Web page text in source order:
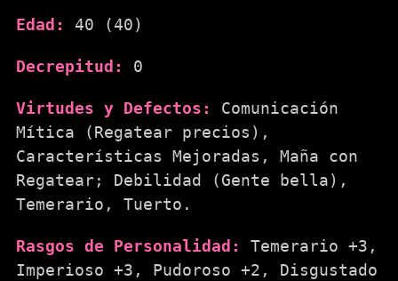
Edad: 40 (40)
Decrepitud: 0
Virtudes y Defectos:
Comunicación
Mítica (Regatear precios),
Características Mejoradas, Maña con
Regatear; Debilidad (Gente bella),
Temerario, Tuerto.
Rasgos de Personalidad:
Temerario +3,
Imperioso +3, Pudoroso +2, Disgustado